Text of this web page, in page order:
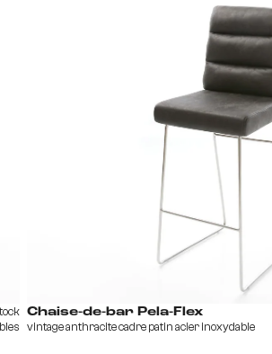
Chaise-de-bar Pela-Flex
vintage anthracite cadre patin acier inoxydable